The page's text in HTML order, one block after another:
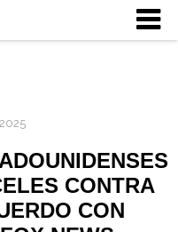
CONTRA
CON